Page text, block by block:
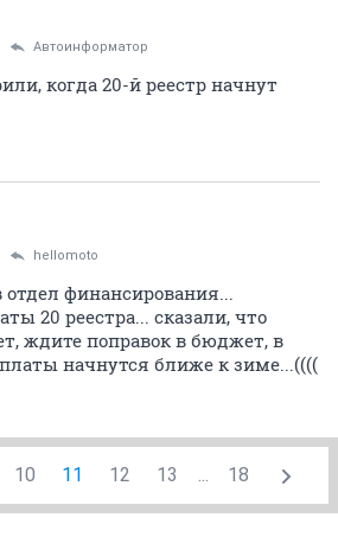
Автоинформатор
когда 20-й реестр начнут
hellomoto
отдел финансирования...
20 реестра... сказали, что
ждите поправок в бюджет, в
начнутся ближе к зиме...((((
10 11 12 13 ... 18